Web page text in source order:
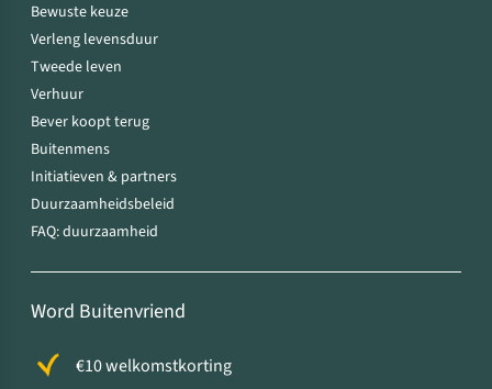
Bewuste keuze
Verleng levensduur
Tweede leven
Verhuur
Bever koopt terug
Buitenmens
Initiatieven & partners
Duurzaamheidsbeleid
FAQ: duurzaamheid
Word Buitenvriend
€10 welkomstkorting